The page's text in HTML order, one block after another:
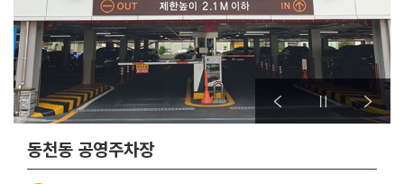
동천동 공영주차장